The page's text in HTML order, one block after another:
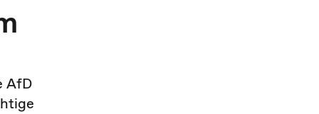
AfD